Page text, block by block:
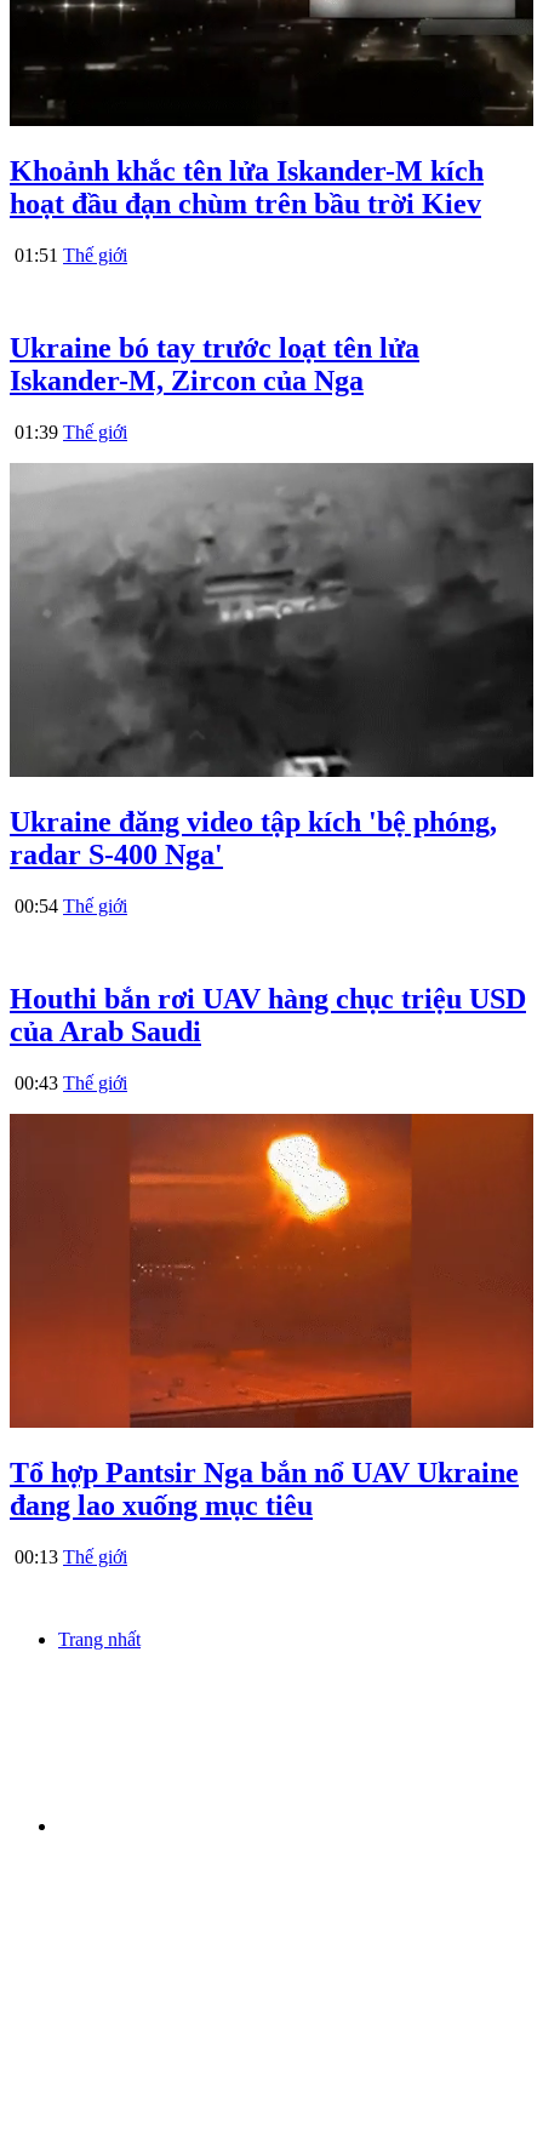
Khoảnh khắc tên lửa Iskander-M kích
hoạt đầu đạn chùm trên bầu trời Kiev
01:51 Thế giới
Ukraine bó tay trước loạt tên lửa
Iskander-M, Zircon của Nga
01:39 Thế giới
Ukraine đăng video tập kích 'bệ phóng,
radar S-400 Nga'
00:54 Thế giới
Houthi bắn rơi UAV hàng chục triệu USD
của Arab Saudi
00:43 Thế giới
Tổ hợp Pantsir Nga bắn nổ UAV Ukraine
đang lao xuống mục tiêu
00:13 Thế giới
Trang nhất